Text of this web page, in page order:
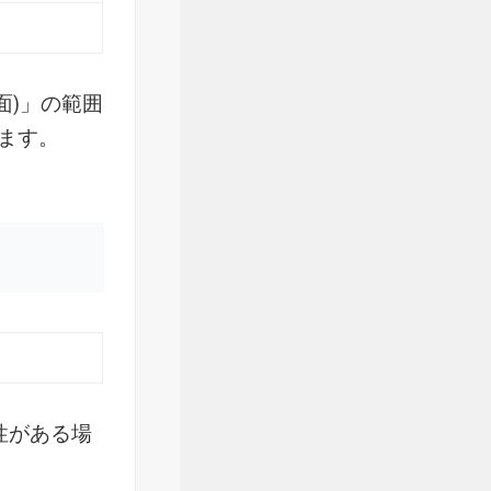
)」の範囲
す。
がある場